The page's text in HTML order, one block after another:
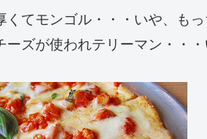
くてモンゴル・・・いや、もっ
ーズが使われテリーマン・・